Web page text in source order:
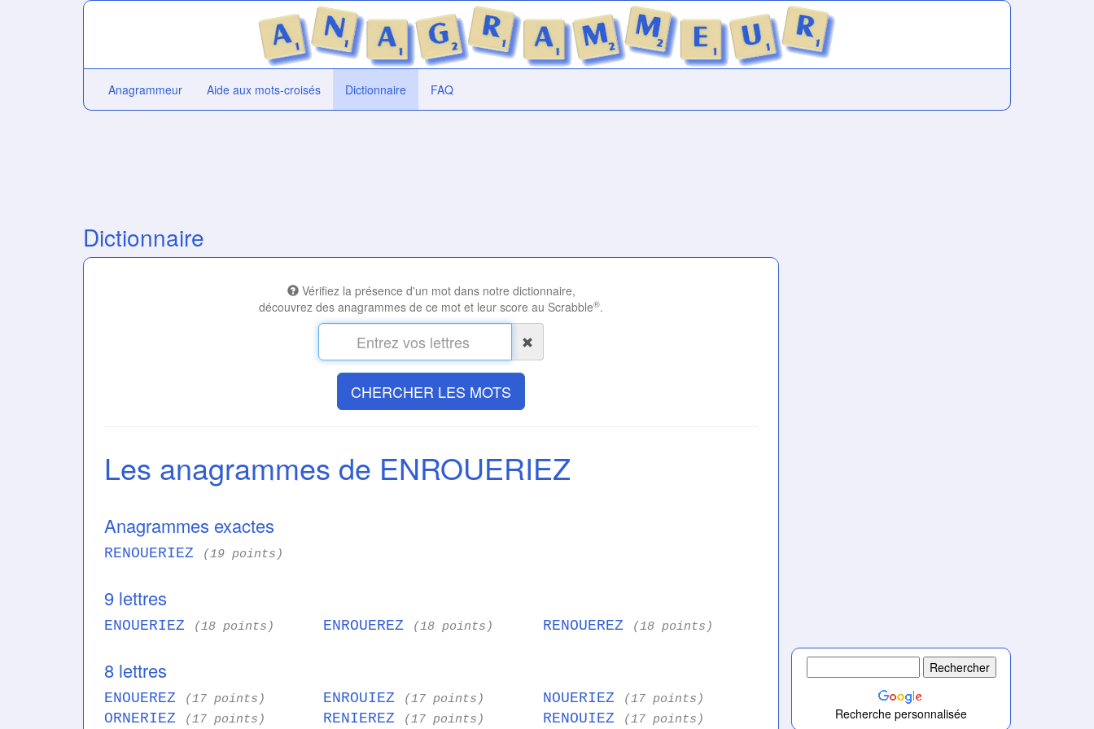
Anagrammeur Aide aux mots-croisés Dictionnaire FAQ
Dictionnaire
Vérifiez la présence d'un mot dans notre dictionnaire,
découvrez des anagrammes de ce mot et leur score au Scrabble®.
CHERCHER LES MOTS
Les anagrammes de ENROUERIEZ
Anagrammes exactes
RENOUERIEZ (19 points)
9 lettres
ENOUERIEZ (18 points) ENROUEREZ (18 points) RENOUEREZ (18 points)
8 lettres
ENOUEREZ (17 points) ENROUIEZ (17 points) NOUERIEZ (17 points)
ORNERIEZ (17 points) RENIEREZ (17 points) RENOUIEZ (17 points) Recherche personnalisée